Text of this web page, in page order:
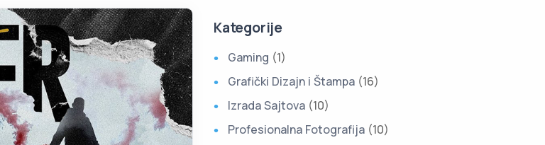
Kategorije
Gaming (1)
Grafički Dizajn i Štampa (16)
Izrada Sajtova (10)
Profesionalna Fotografija (10)